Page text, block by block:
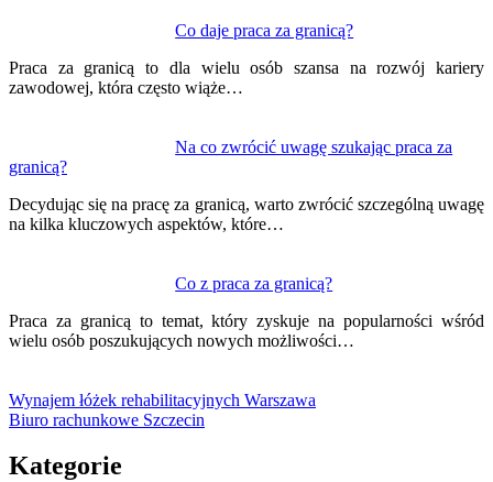
Co daje praca za granicą?
Praca za granicą to dla wielu osób szansa na rozwój kariery
zawodowej, która często wiąże…
Na co zwrócić uwagę szukając praca za
granicą?
Decydując się na pracę za granicą, warto zwrócić szczególną uwagę
na kilka kluczowych aspektów, które…
Co z praca za granicą?
Praca za granicą to temat, który zyskuje na popularności wśród
wielu osób poszukujących nowych możliwości…
Wynajem łóżek rehabilitacyjnych Warszawa
Biuro rachunkowe Szczecin
Kategorie